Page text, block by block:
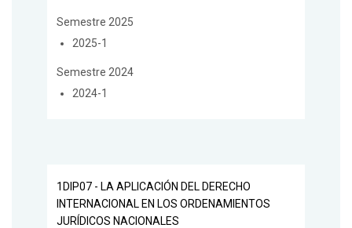
Semestre 2025
2025-1
Semestre 2024
2024-1
1DIP07 - LA APLICACIÓN DEL DERECHO
INTERNACIONAL EN LOS ORDENAMIENTOS
JURÍDICOS NACIONALES